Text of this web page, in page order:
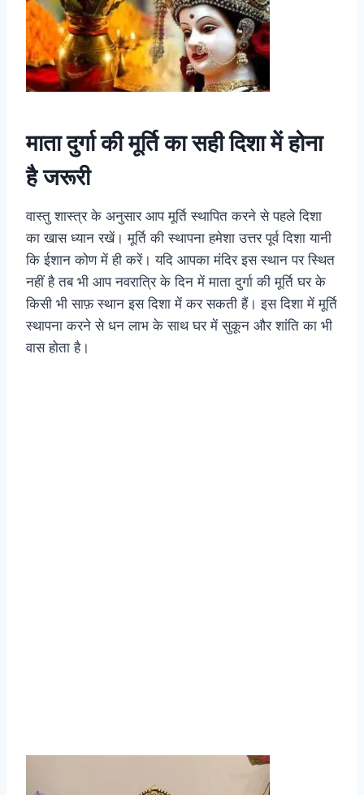
माता दुर्गा की मूर्ति का सही दिशा में होना
है जरूरी
वास्तु शास्त्र के अनुसार आप मूर्ति स्थापित करने से पहले दिशा
का खास ध्यान रखें। मूर्ति की स्थापना हमेशा उत्तर पूर्व दिशा यानी
कि ईशान कोण में ही करें। यदि आपका मंदिर इस स्थान पर स्थित
नहीं है तब भी आप नवरात्रि के दिन में माता दुर्गा की मूर्ति घर के
किसी भी साफ़ स्थान इस दिशा में कर सकती हैं। इस दिशा में मूर्ति
स्थापना करने से धन लाभ के साथ घर में सुकून और शांति का भी
वास होता है।